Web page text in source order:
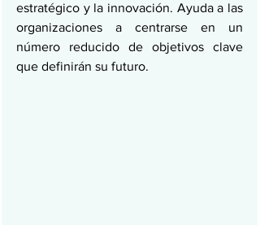
estratégico y la innovación. Ayuda a las
organizaciones a centrarse en un
número reducido de objetivos clave
que definirán su futuro.